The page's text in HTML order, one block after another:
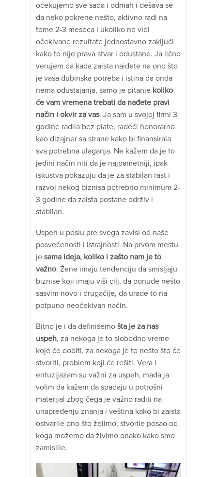
očekujemo sve sada i odmah i dešava se
da neko pokrene nešto, aktivno radi na
tome 2-3 meseca i ukoliko ne vidi
očekivane rezultate jednostavno zaključi
kako to nije prava stvar i odustane. Ja lično
verujem da kada zaista naiđete na ono što
je vaša dubinska potreba i istina da onda
nema odustajanja, samo je pitanje koliko
će vam vremena trebati da nađete pravi
način i okvir za vas. Ja sam u svojoj firmi 3
godine radila bez plate, radeći honorarno
kao dizajner sa strane kako bi finansirala
sva potrebna ulaganja. Ne kažem da je to
jedini način niti da je najpametniji, ipak
iskustva pokazuju da je za stabilan rast i
razvoj nekog biznisa potrebno minimum 2-
3 godine da zaista postane održiv i
stabilan.
Uspeh u poslu pre svega zavisi od naše
posvećenosti i istrajnosti. Na prvom mestu
je sama ideja, koliko i zašto nam je to
važno. Žene imaju tendenciju da smišljaju
biznise koji imaju viši cilj, da ponude nešto
sasvim novo i drugačije, da urade to na
potpuno neočekivan način.
Bitno je i da definišemo šta je za nas
uspeh, za nekoga je to slobodno vreme
koje će dobiti, za nekoga je to nešto što će
stvoriti, problem koji će rešiti. Vera i
entuzijazam su važni za uspeh, mada ja
volim da kažem da spadaju u potrošni
materijal zbog čega je važno raditi na
unapređenju znanja i veština kako bi zaista
ostvarile ono što želimo, stvorile posao od
koga možemo da živimo onako kako smo
zamislile.